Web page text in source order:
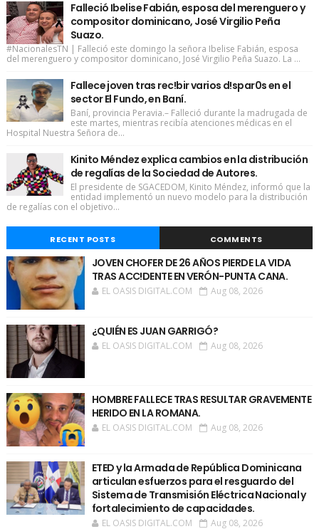
Falleció Ibelise Fabián, esposa del merenguero y
compositor dominicano, José Virgilio Peña
Suazo.
#NacionalesTN | Falleció este domingo la señora Ibelise Fabián, esposa
del merenguero y compositor dominicano, José Virgilio Peña Suazo. La ...
Fallece joven tras rec!bir varios d!spar0s en el
sector El Fundo, en Baní.
Baní, provincia Peravia.– Falleció durante la madrugada de
este martes, mientras recibía atenciones médicas en el
Hospital Nuestra Señora de...
Kinito Méndez explica cambios en la distribución
de regalías de la Sociedad de Autores.
El presidente de SGACEDOM, Kinito Méndez, informó que la
entidad implementó un nuevo modelo para la distribución
de regalías con el objetivo...
RECENT POSTS COMMENTS
JOVEN CHOFER DE 26 AÑOS PIERDE LA VIDA
TRAS ACC!DENTE EN VERÓN-PUNTA CANA.
EL OASIS DIGITAL.COM Aug 08, 2026
¿QUIÉN ES JUAN GARRIGÓ?
EL OASIS DIGITAL.COM Aug 08, 2026
HOMBRE FALLECE TRAS RESULTAR GRAVEMENTE
HERIDO EN LA ROMANA.
EL OASIS DIGITAL.COM Aug 08, 2026
ETED y la Armada de República Dominicana
articulan esfuerzos para el resguardo del
Sistema de Transmisión Eléctrica Nacional y
fortalecimiento de capacidades.
EL OASIS DIGITAL.COM Aug 08, 2026